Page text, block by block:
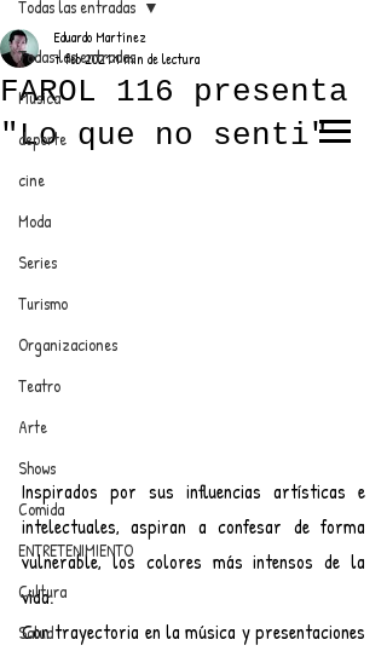
ANUNCIATE CON NOSOTROS
PARA MÁS INFORMACIÓN:
dinamicaseltrendytop@gmail.com
EL TRENDY TOP
CON EDDY MARTINEZ
Todas las entradas
Música
deporte
cine
Moda
Series
Turismo
Organizaciones
Teatro
Arte
Shows
Comida
ENTRETENIMIENTO
Cultura
Salud
Todas las entradas
FAROL 116 presenta
"Lo que no senti"
Eduardo Martínez
7 feb 20211 min de lectura
Inspirados por sus influencias artísticas e
intelectuales, aspiran a confesar de forma
vulnerable, los colores más intensos de la
vida.
Con trayectoria en la música y presentaciones